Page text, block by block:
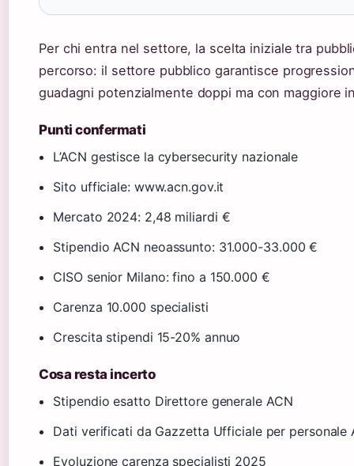
Per chi entra nel settore, la scelta iniziale tra
percorso: il settore pubblico garantisce
guadagni potenzialmente doppi ma con maggiore
Punti confermati
L’ACN gestisce la cybersecurity nazionale
Sito ufficiale: www.acn.gov.it
Mercato 2024: 2,48 miliardi €
Stipendio ACN neoassunto: 31.000-33.000 €
CISO senior Milano: fino a 150.000 €
Carenza 10.000 specialisti
Crescita stipendi 15-20% annuo
Cosa resta incerto
Stipendio esatto Direttore generale ACN
Dati verificati da Gazzetta Ufficiale per personale
Evoluzione carenza specialisti 2025